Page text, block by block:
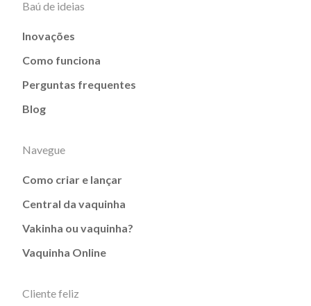
Baú de ideias
Inovações
Como funciona
Perguntas frequentes
Blog
Navegue
Como criar e lançar
Central da vaquinha
Vakinha ou vaquinha?
Vaquinha Online
Cliente feliz